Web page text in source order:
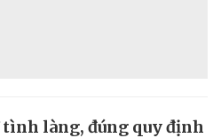
tình làng, đúng quy định